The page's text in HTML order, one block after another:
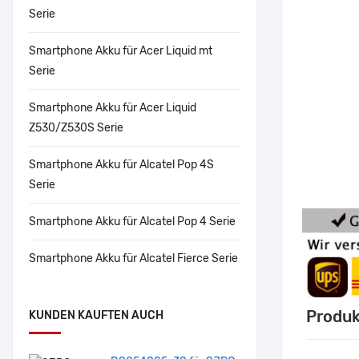
Serie
Smartphone Akku für Acer Liquid mt
Serie
Smartphone Akku für Acer Liquid
Z530/Z530S Serie
Smartphone Akku für Alcatel Pop 4S
Serie
Smartphone Akku für Alcatel Pop 4 Serie
Smartphone Akku für Alcatel Fierce Serie
KUNDEN KAUFTEN AUCH